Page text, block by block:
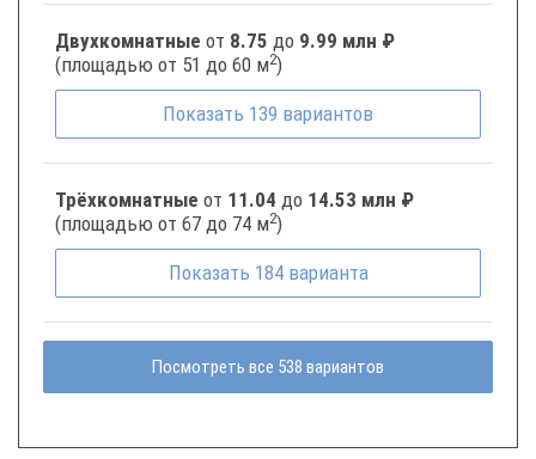
Двухкомнатные от 8.75 до 9.99 млн ₽
(площадью от 51 до 60 м2)
Показать 139 вариантов
Трёхкомнатные от 11.04 до 14.53 млн ₽
(площадью от 67 до 74 м2)
Показать 184 варианта
Посмотреть все 538 вариантов